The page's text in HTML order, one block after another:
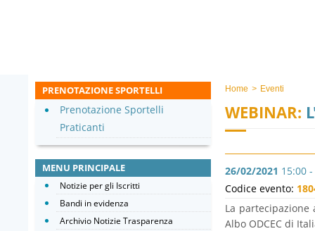
Home > Eventi
WEBINAR:
26/02/2021 15:00
Codice evento:
La
Albo ODCEC di
PRENOTAZIONE SPORTELLI
Prenotazione Sportelli
Praticanti
MENU PRINCIPALE
Notizie per gli Iscritti
Bandi in evidenza
Archivio Notizie Trasparenza